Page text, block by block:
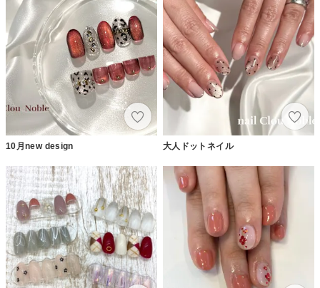
10月new design 大人ドットネイル